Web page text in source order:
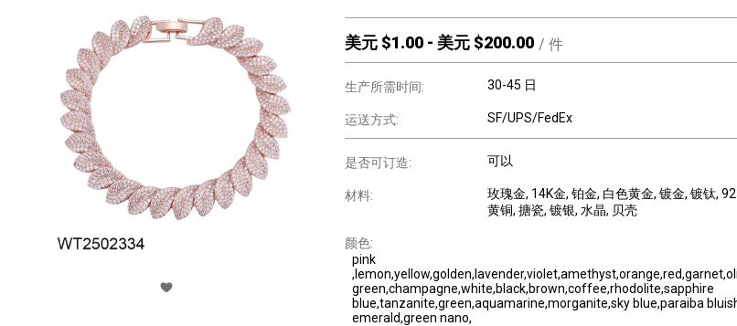
美元 $1.00 - 美元 $200.00 / 件
生产所需时间: 30-45 日
运送方式: SF/UPS/FedEx
是否可订造: 可以
材料: 玫瑰金, 14K金, 铂金, 白色黄金, 镀金, 镀钛,
黄铜, 搪瓷, 镀银, 水晶, 贝壳
颜色:
pink
green,champagne,white,black,brown,coffee,rhodolite,sapphire
blue,tanzanite,green,aquamarine,morganite,sky blue,paraiba
emerald,green nano,